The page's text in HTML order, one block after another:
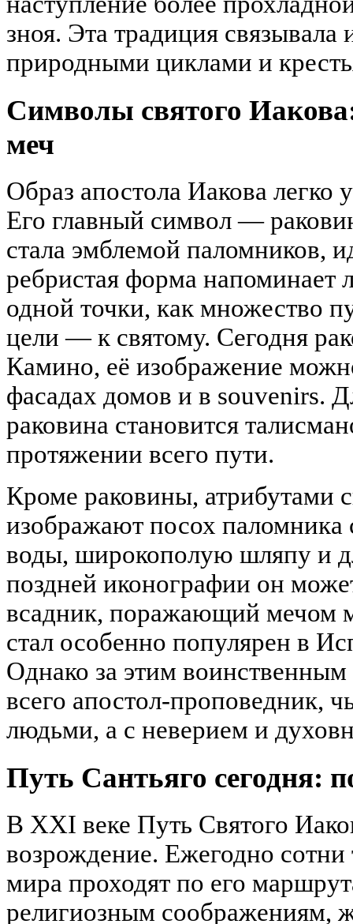
зноя. Эта традиция связывала
природными циклами и
Символы святого
меч
Образ апостола Иакова легко
Его главный символ —
стала эмблемой паломников,
ребристая форма напоминает
одной точки, как множество
цели — к святому. Сегодня
Камино, её изображение
фасадах домов и в souvenirs.
раковина становится
протяжении всего пути.
Кроме раковины, атрибутами
изображают посох паломника
воды, широкополую шляпу и
поздней иконографии он
всадник, поражающий мечом
стал особенно популярен в
Однако за этим
всего апостол-проповедник,
людьми, а с неверием и
Путь Сантьяго сегодня:
В XXI веке Путь Святого
возрождение. Ежегодно сотни
мира проходят по его
религиозным соображениям,